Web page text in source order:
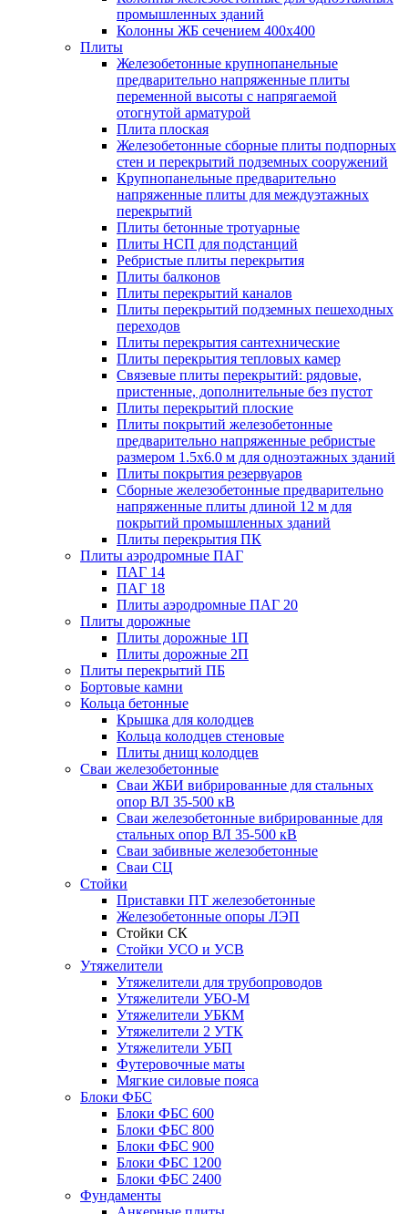
промышленных зданий
Колонны ЖБ сечением 400х400
Плиты
Железобетонные крупнопанельные
предварительно напряженные плиты
переменной высоты с напрягаемой
отогнутой арматурой
Плита плоская
Железобетонные сборные плиты подпорных
стен и перекрытий подземных сооружений
Крупнопанельные предварительно
напряженные плиты для междуэтажных
перекрытий
Плиты бетонные тротуарные
Плиты НСП для подстанций
Ребристые плиты перекрытия
Плиты балконов
Плиты перекрытий каналов
Плиты перекрытий подземных пешеходных
переходов
Плиты перекрытия сантехнические
Плиты перекрытия тепловых камер
Связевые плиты перекрытий: рядовые,
пристенные, дополнительные без пустот
Плиты перекрытий плоские
Плиты покрытий железобетонные
предварительно напряженные ребристые
размером 1.5х6.0 м для одноэтажных зданий
Плиты покрытия резервуаров
Сборные железобетонные предварительно
напряженные плиты длиной 12 м для
покрытий промышленных зданий
Плиты перекрытия ПК
Плиты аэродромные ПАГ
ПАГ 14
ПАГ 18
Плиты аэродромные ПАГ 20
Плиты дорожные
Плиты дорожные 1П
Плиты дорожные 2П
Плиты перекрытий ПБ
Бортовые камни
Кольца бетонные
Крышка для колодцев
Кольца колодцев стеновые
Плиты днищ колодцев
Сваи железобетонные
Сваи ЖБИ вибрированные для стальных
опор ВЛ 35-500 кВ
Сваи железобетонные вибрированные для
стальных опор ВЛ 35-500 кВ
Сваи забивные железобетонные
Сваи СЦ
Стойки
Приставки ПТ железобетонные
Железобетонные опоры ЛЭП
Стойки СК
Стойки УСО и УСВ
Утяжелители
Утяжелители для трубопроводов
Утяжелители УБО-М
Утяжелители УБКМ
Утяжелители 2 УТК
Утяжелители УБП
Футеровочные маты
Мягкие силовые пояса
Блоки ФБС
Блоки ФБС 600
Блоки ФБС 800
Блоки ФБС 900
Блоки ФБС 1200
Блоки ФБС 2400
Фундаменты